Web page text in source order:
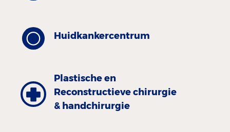
Huidkankercentrum
Plastische en
Reconstructieve chirurgie
& handchirurgie